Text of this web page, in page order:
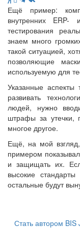
Ещё пример:
внутренних
тестирования
знаем много
такой ситуацией,
позволяющие
используемую для
Указанные аспекты
развивать
людей, нужно
штрафы за утечки,
многое другое.
Ещё, на мой
примером
и защищать их.
высокие
остальные будут
Стать автором BIS